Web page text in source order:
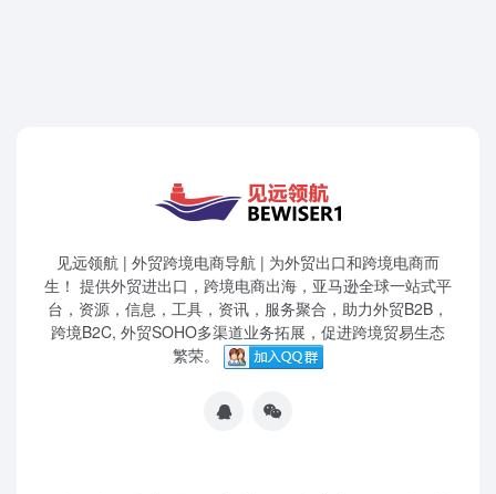
见远领航 | 外贸跨境电商导航 | 为外贸出口和跨境电商而
生！ 提供外贸进出口，跨境电商出海，亚马逊全球一站式平
台，资源，信息，工具，资讯，服务聚合，助力外贸B2B，
跨境B2C, 外贸SOHO多渠道业务拓展，促进跨境贸易生态
繁荣。